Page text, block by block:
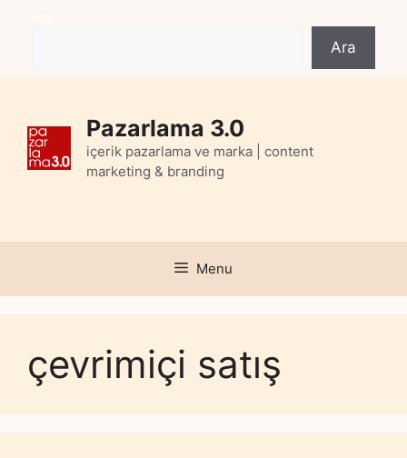
Ara
Pazarlama 3.0
içerik pazarlama ve marka | content
marketing & branding
Menu
çevrimiçi satış